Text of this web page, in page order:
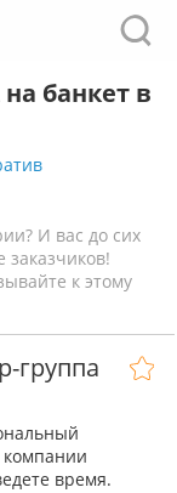
банкет в
И вас до сих
заказчиков!
к этому
группа
компании
время.